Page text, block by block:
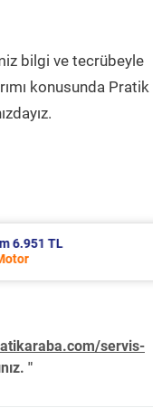
bilgi ve tecrübeyle
konusunda Pratik
TL
servis-
"